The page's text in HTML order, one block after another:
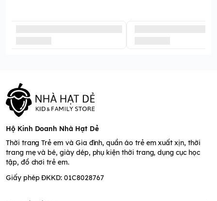
Hộ Kinh Doanh Nhà Hạt Dẻ
Thời trang Trẻ em và Gia đình, quần áo trẻ em xuất xịn, thời
trang mẹ và bé, giày dép, phụ kiện thời trang, dụng cục học
tập, đồ chơi trẻ em.
Giấy phép ĐKKD: 01C8028767